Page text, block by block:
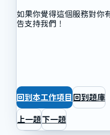
如果你覺得這個服務對你
告支持我們！
回到本工作項目 回到題庫
上一題下一題